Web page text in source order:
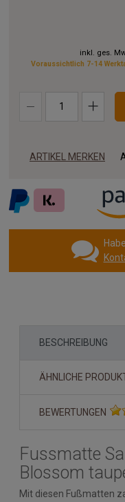
inkl. ges.
Voraussichtlich 7-14
ARTIKEL MERKEN
BESCHREIBUNG
ÄHNLICHE
BEWERTUNGEN
Fussmatte
Blossom
Mit diesen Fußmatten